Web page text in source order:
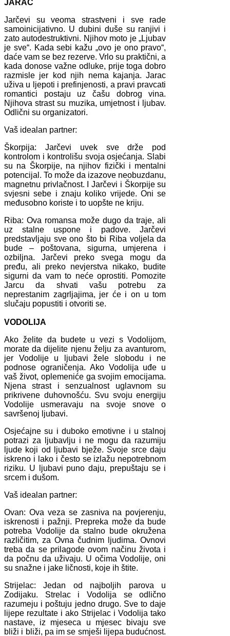
JARAC
Jarčevi su veoma strastveni i sve rade
samoinicijativno. U dubini duše su ranjivi i
zato autodestruktivni. Njihov moto je „Ljubav
je sve“. Kada sebi kažu „ovo je ono pravo“,
daće vam se bez rezerve. Vrlo su praktični, a
kada donose važne odluke, prije toga dobro
razmisle jer kod njih nema kajanja. Jarac
uživa u ljepoti i prefinjenosti, a pravi pravcati
romantici postaju uz čašu dobrog vina.
Njihova strast su muzika, umjetnost i ljubav.
Odlični su organizatori.
Vaš idealan partner:
Škorpija: Jarčevi uvek sve drže pod
kontrolom i kontrolišu svoja osjećanja. Slabi
su na Škorpije, na njihov fizički i mentalni
potencijal. To može da izazove neobuzdanu,
magnetnu privlačnost. I Jarčevi i Škorpije su
svjesni sebe i znaju koliko vrijede. Oni se
međusobno koriste i to uopšte ne kriju.
Riba: Ova romansa može dugo da traje, ali
uz stalne uspone i padove. Jarčevi
predstavljaju sve ono što bi Riba voljela da
bude – poštovana, sigurna, umjerena i
ozbiljna. Jarčevi preko svega mogu da
pređu, ali preko nevjerstva nikako, budite
sigurni da vam to neće oprostiti. Pomozite
Jarcu da shvati vašu potrebu za
neprestanim zagrljajima, jer će i on u tom
slučaju popustiti i otvoriti se.
VODOLIJA
Ako želite da budete u vezi s Vodolijom,
morate da dijelite njenu želju za avanturom,
jer Vodolije u ljubavi žele slobodu i ne
podnose ograničenja. Ako Vodolija uđe u
vaš život, oplemeniće ga svojim emocijama.
Njena strast i senzualnost uglavnom su
prikrivene duhovnošću. Svu svoju energiju
Vodolije usmeravaju na svoje snove o
savršenoj ljubavi.
Osjećajne su i duboko emotivne i u stalnoj
potrazi za ljubavlju i ne mogu da razumiju
ljude koji od ljubavi bježe. Svoje srce daju
iskreno i lako i često se izlažu nepotrebnom
riziku. U ljubavi puno daju, prepuštaju se i
srcem i dušom.
Vaš idealan partner:
Ovan: Ova veza se zasniva na povjerenju,
iskrenosti i pažnji. Prepreka može da bude
potreba Vodolije da stalno bude okružena
različitim, za Ovna čudnim ljudima. Ovnovi
treba da se prilagode ovom načinu života i
da počnu da uživaju. U očima Vodolije, oni
su snažne i jake ličnosti, koje ih štite.
Strijelac: Jedan od najboljih parova u
Zodijaku. Strelac i Vodolija se odlično
razumeju i poštuju jedno drugo. Sve to daje
lijepe rezultate i ako Strijelac i Vodolija tako
nastave, iz mjeseca u mjesec bivaju sve
bliži i bliži, pa im se smješi lijepa budućnost.